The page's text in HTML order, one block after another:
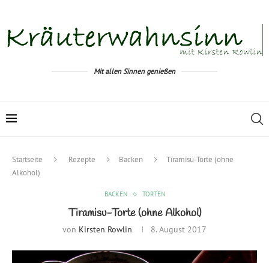
Mit allen Sinnen genießen
Startseite Rezepte Backen
Tiramisu-Torte (ohne
Alkohol)
BACKEN TORTEN
Tiramisu-Torte (ohne Alkohol)
von Kirsten Rowlin 8. August 2017